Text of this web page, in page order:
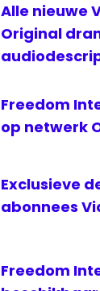
Alle nieuwe
Original
Freedom
op netwerk
Exclusieve
abonnees
Freedom